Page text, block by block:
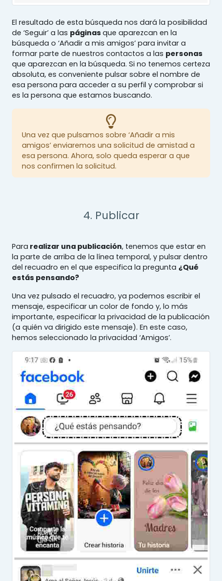
El resultado de esta búsqueda nos dará la posibilidad
de ‘Seguir’ a las páginas que aparezcan en la
búsqueda o ‘Añadir a mis amigos’ para invitar a
formar parte de nuestros contactos a las personas
que aparezcan en la búsqueda. Si no tenemos certeza
absoluta, es conveniente pulsar sobre el nombre de
esa persona para acceder a su perfil y comprobar si
es la persona que estamos buscando.
Una vez que pulsamos sobre ‘Añadir a mis
amigos’ enviaremos una solicitud de amistad a
esa persona. Ahora, solo queda esperar a que
nos confirmen la solicitud.
4. Publicar
Para realizar una publicación, tenemos que estar en
la parte de arriba de la línea temporal, y pulsar dentro
del recuadro en el que especifica la pregunta ¿Qué
estás pensando?
Una vez pulsado el recuadro, ya podemos escribir el
mensaje, especificar un color de fondo y, lo más
importante, especificar la privacidad de la publicación
(a quién va dirigido este mensaje). En este caso,
hemos seleccionado la privacidad ‘Amigos’.